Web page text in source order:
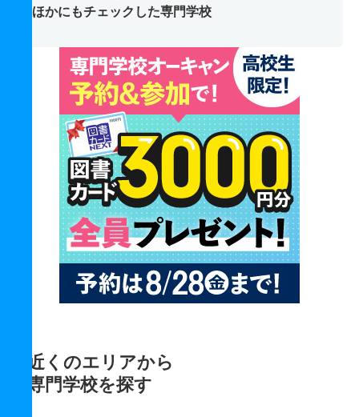
ほかにもチェックした専門学校
近くのエリアから
専門学校を探す